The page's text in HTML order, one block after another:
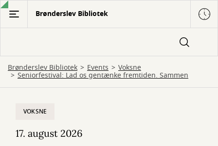
Gå
hovedindhold
Brønderslev Bibliotek
Brønderslev Bibliotek Events Voksne
Seniorfestival: Lad os gentænke fremtiden. Sammen
VOKSNE
17. august 2026